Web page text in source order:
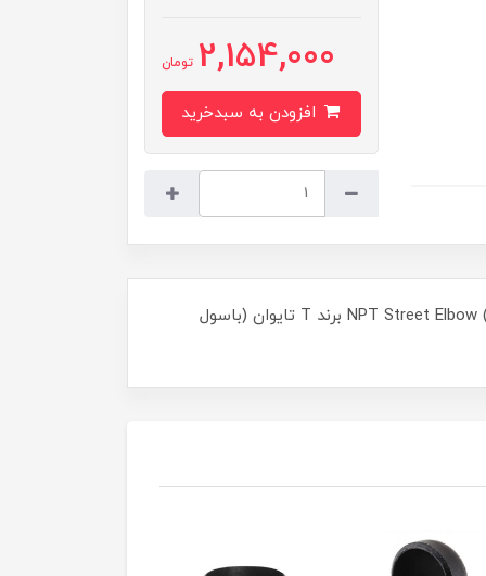
2,154,000 تومان
چپقی کربن استیل دنده ای فشار بالا سایز "1/2 اینچ NPT Street Elbow (THREADED) BOTHWELL CARBON STEEL ASTM SA A105 3000# برند T تایوان (باسول